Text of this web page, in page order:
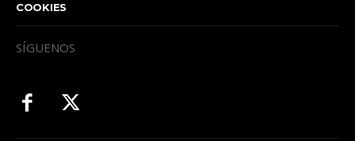
COOKIES
SÍGUENOS